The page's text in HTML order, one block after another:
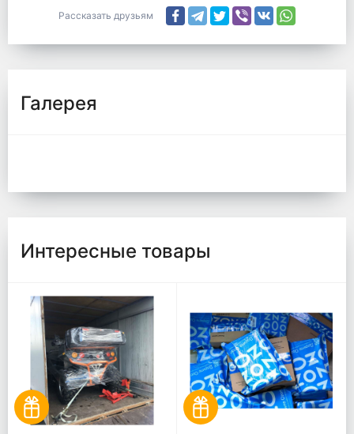
Рассказать друзьям
Галерея
Интересные товары